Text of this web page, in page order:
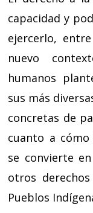
capacidad y
ejercerlo,
nuevo
humanos
sus más
concretas de
cuanto a
se convierte
otros
Pueblos